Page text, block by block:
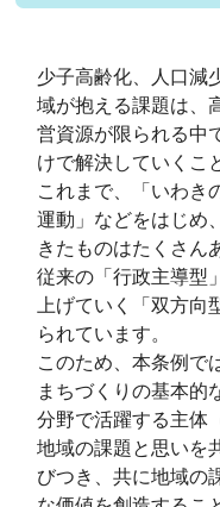
少子高齢化、人口減
域が抱える課題は、
営資源が限られる中
けで解決していくこ
これまで、「いわき
運動」などをはじめ
きたものはたくさん
従来の「行政主導型
上げていく「双方
られています。
このため、本条例で
まちづくりの基本的
分野で活躍する主体
地域の課題と思いを
びつき、共に地域の